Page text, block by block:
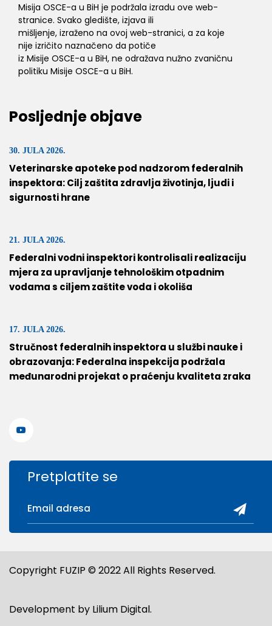
Misija OSCE-a u BiH je podržala izradu ove web-
stranice. Svako gledište, izjava ili
mišljenje, izraženo na ovoj web-stranici, a za koje
nije izričito naznačeno da potiče
iz Misije OSCE-a u BiH, ne odražava nužno zvaničnu
politiku Misije OSCE-a u BiH.
Posljednje objave
30. JULA 2026.
Veterinarske apoteke pod nadzorom federalnih
inspektora: Cilj zaštita zdravlja životinja, ljudi i
sigurnosti hrane
21. JULA 2026.
Federalni vodni inspektori kontrolisali realizaciju
mjera za upravljanje tehnološkim otpadnim
vodama s ciljem zaštite voda i okoliša
17. JULA 2026.
Stručnost federalnih inspektora u službi nauke i
obrazovanja: Federalna inspekcija podržala
međunarodni projekat o praćenju kvaliteta zraka
Pretplatite se
Copyright FUZIP © 2022 All Rights Reserved.
Development by Lilium Digital.